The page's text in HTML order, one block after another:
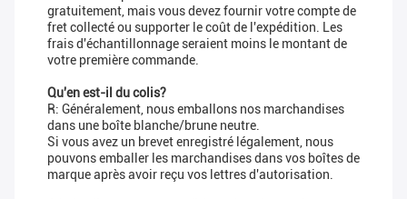
gratuitement, mais vous devez fournir votre compte de
fret collecté ou supporter le coût de l'expédition. Les
frais d'échantillonnage seraient moins le montant de
votre première commande.
Qu'en est-il du colis?
R: Généralement, nous emballons nos marchandises
dans une boîte blanche/brune neutre.
Si vous avez un brevet enregistré légalement, nous
pouvons emballer les marchandises dans vos boîtes de
marque après avoir reçu vos lettres d'autorisation.